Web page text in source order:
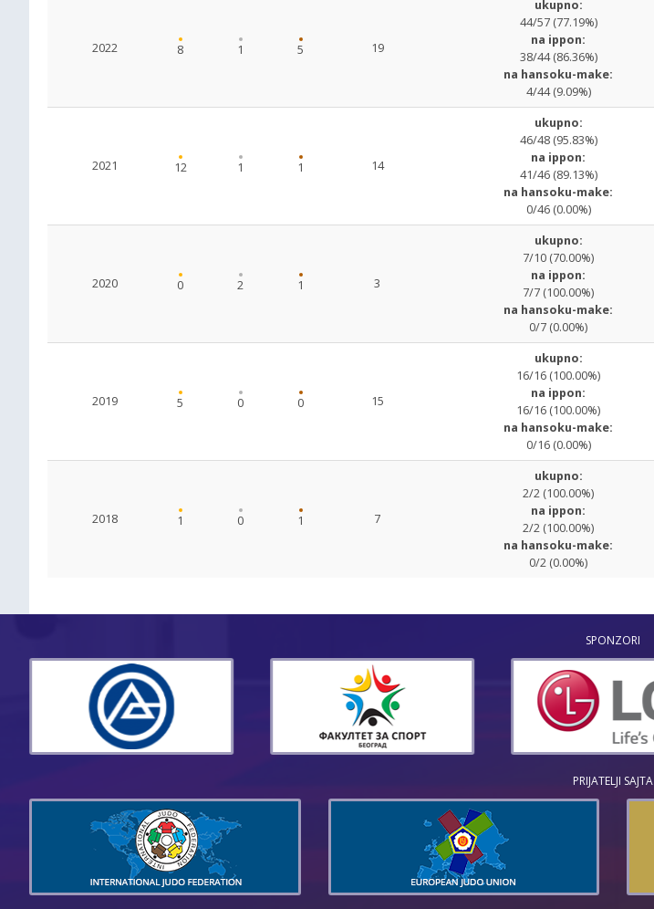
2022 8 1 5 19
ukupno:
44/57 (77.19%)
na ippon:
38/44 (86.36%)
na hansoku-make:
4/44 (9.09%)
2021 12 1 1 14
ukupno:
46/48 (95.83%)
na ippon:
41/46 (89.13%)
na hansoku-make:
0/46 (0.00%)
2020 0 2 1 3
ukupno:
7/10 (70.00%)
na ippon:
7/7 (100.00%)
na hansoku-make:
0/7 (0.00%)
2019 5 0 0 15
ukupno:
16/16 (100.00%)
na ippon:
16/16 (100.00%)
na hansoku-make:
0/16 (0.00%)
2018 1 0 1 7
ukupno:
2/2 (100.00%)
na ippon:
2/2 (100.00%)
na hansoku-make:
0/2 (0.00%)
SPONZORI
PRIJATELJI SAJTA